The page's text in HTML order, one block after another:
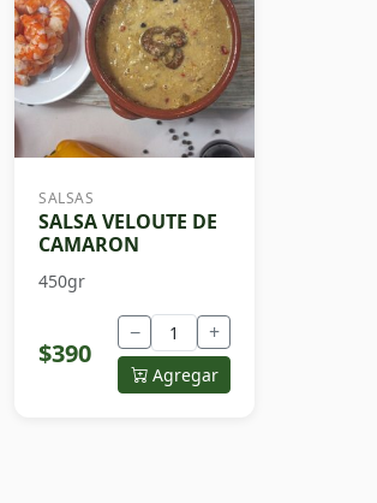
SALSAS
SALSA VELOUTE DE
CAMARON
450gr
$390
− +
Agregar